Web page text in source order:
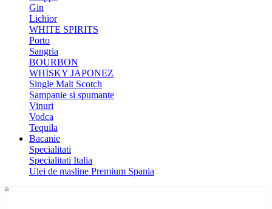
Gin
Lichior
WHITE SPIRITS
Porto
Sangria
BOURBON
WHISKY JAPONEZ
Single Malt Scotch
Sampanie si spumante
Vinuri
Vodca
Tequila
Bacanie
Specialitati
Specialitati Italia
Ulei de masline Premium Spania